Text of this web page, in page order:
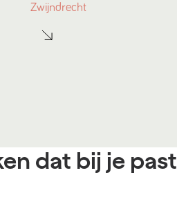
Zwijndrecht
dat bij je past